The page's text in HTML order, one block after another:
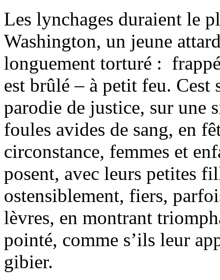
Les lynchages duraient le
Washington, un jeune
longuement torturé :
est brûlé – à petit feu. Cest
parodie de justice, sur une
foules avides de sang, en
circonstance, femmes et
posent, avec leurs petites
ostensiblement, fiers,
lèvres, en montrant
pointé, comme s’ils leur
gibier.